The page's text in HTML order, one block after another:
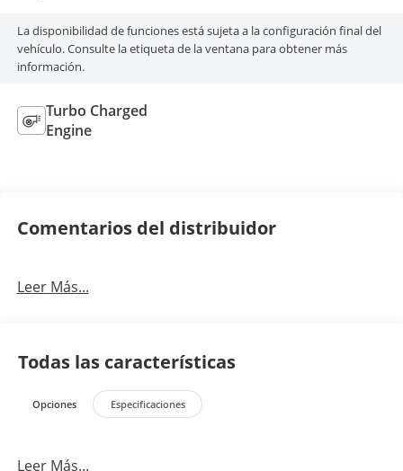
La disponibilidad de funciones está sujeta a la configuración final del
vehículo. Consulte la etiqueta de la ventana para obtener más
información.
Turbo Charged
Engine
Comentarios del distribuidor
Leer Más...
Todas las características
Opciones Especificaciones
Leer Más...